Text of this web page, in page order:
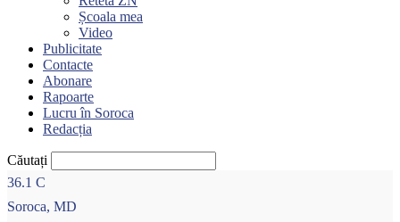
Școala mea
Video
Publicitate
Contacte
Abonare
Rapoarte
Lucru în Soroca
Redacția
Căutați
36.1 C
Soroca, MD